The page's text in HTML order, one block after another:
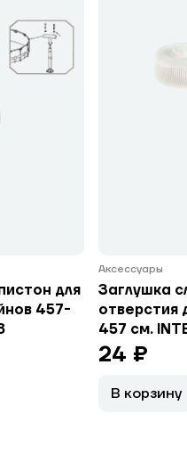
для
457-
Аксессуары
Заглушка
отверстия
457 см.
24 ₽
В корзину